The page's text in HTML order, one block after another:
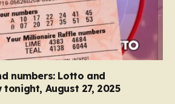
numbers: Lotto and
August 27, 2025